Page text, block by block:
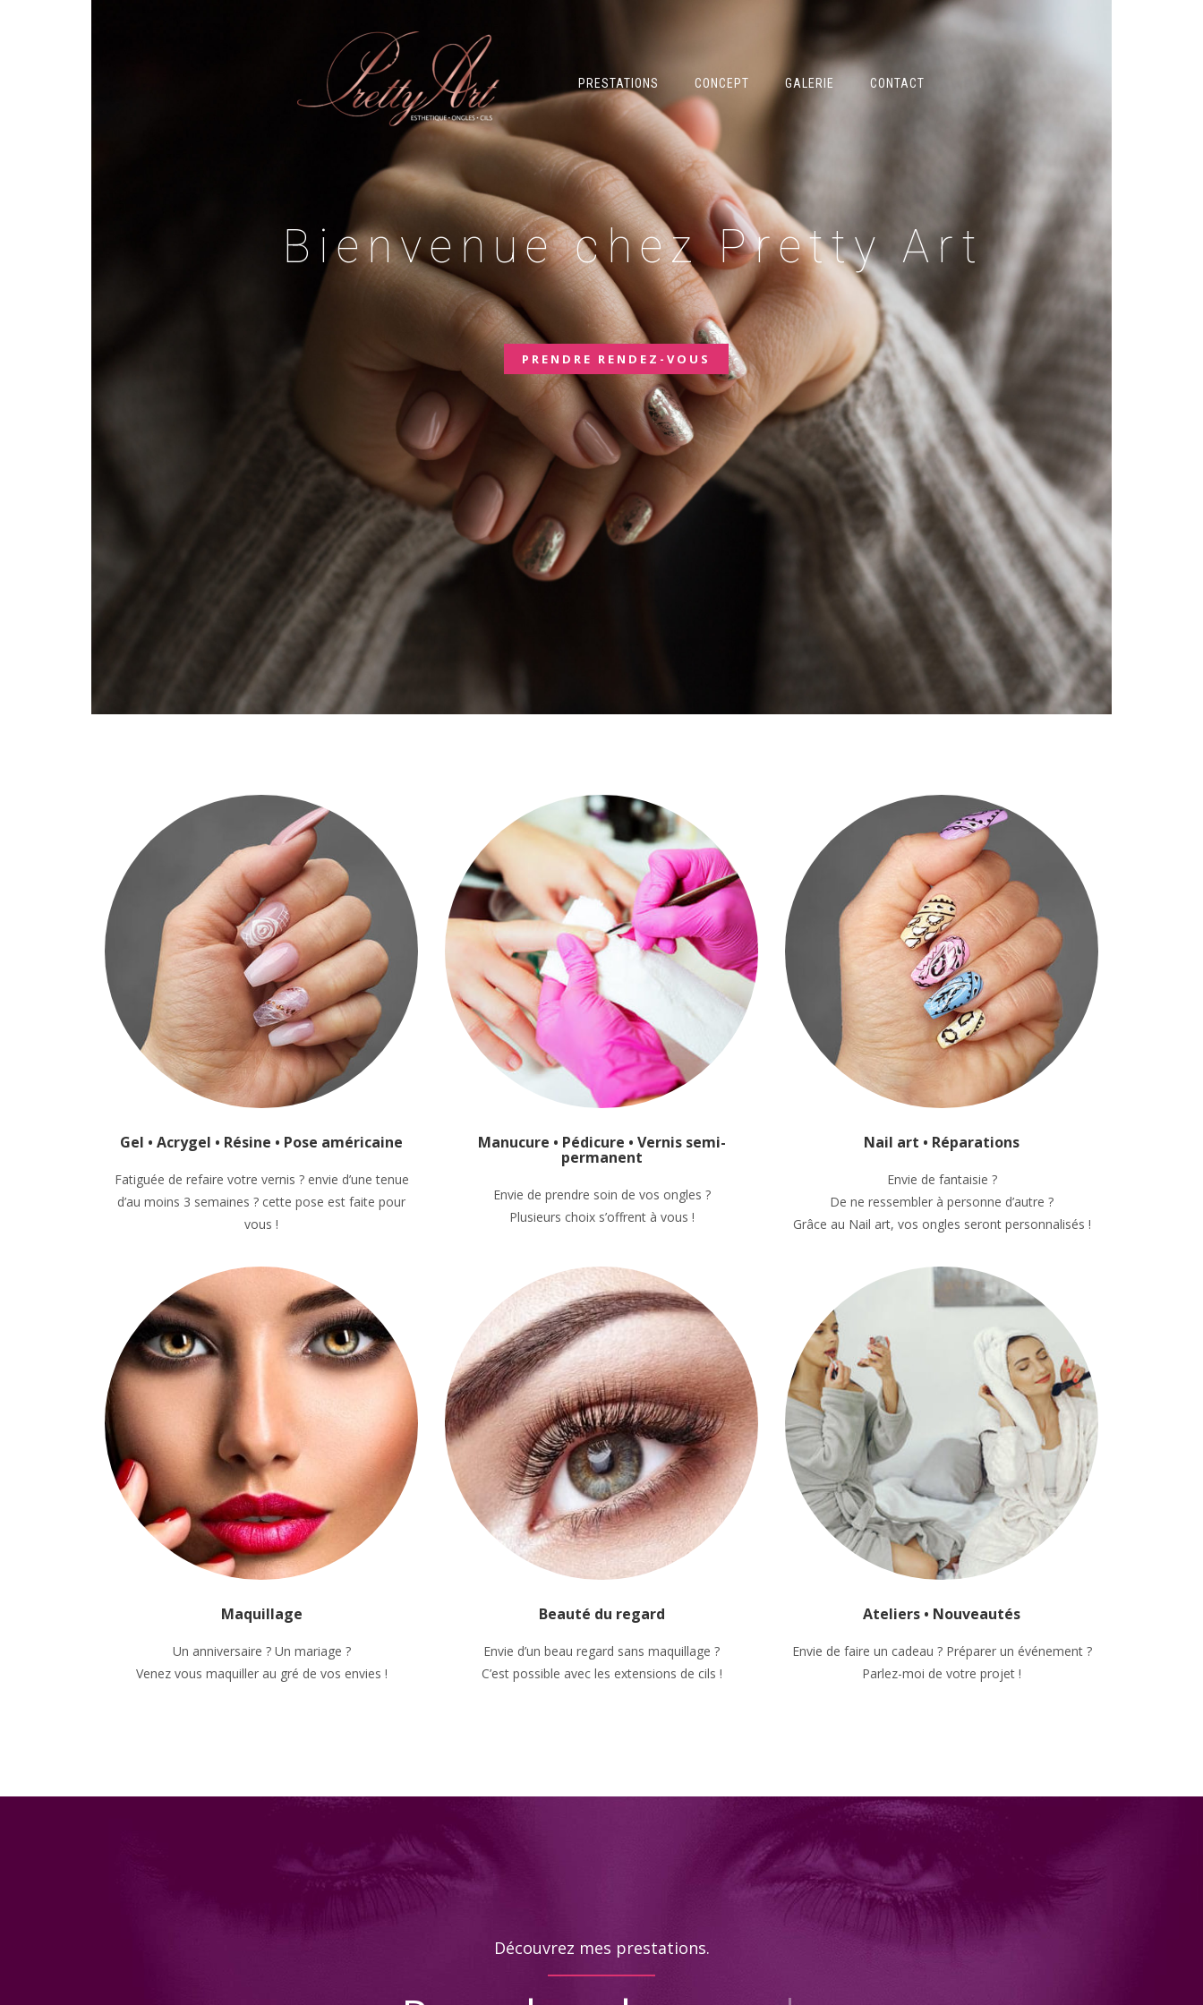
PRESTATIONS CONCEPT GALERIE CONTACT
Gel • Acrygel • Résine • Pose américaine
Fatiguée de refaire votre vernis ? envie d’une tenue
d’au moins 3 semaines ? cette pose est faite pour
vous !
Manucure • Pédicure • Vernis semi-
permanent
Envie de prendre soin de vos ongles ?
Plusieurs choix s’offrent à vous !
Nail art • Réparations
Envie de fantaisie ?
De ne ressembler à personne d’autre ?
Grâce au Nail art, vos ongles seront personnalisés !
Maquillage
Un anniversaire ? Un mariage ?
Venez vous maquiller au gré de vos envies !
Beauté du regard
Envie d’un beau regard sans maquillage ?
C’est possible avec les extensions de cils !
Ateliers • Nouveautés
Envie de faire un cadeau ? Préparer un événement ?
Parlez-moi de votre projet !
Découvrez mes prestations.